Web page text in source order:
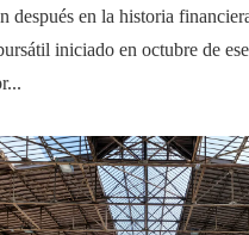
después en la historia
iniciado en octubre de